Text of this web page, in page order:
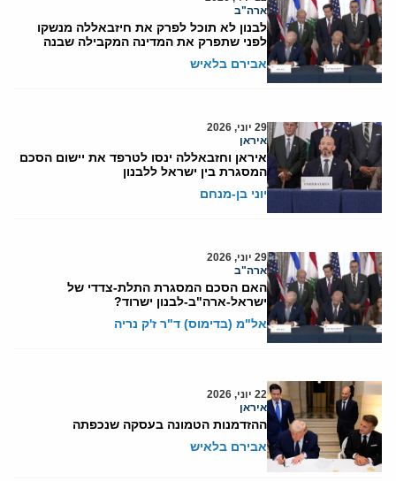
ארה"ב
לבנון לא תוכל לפרק את חיזבאללה מנשקו
לפני שתפרק את המדינה המקבילה שבנה
אבירם בלאיש
29 יוני, 2026
איראן
איראן וחזבאללה ינסו לטרפד את יישום הסכם
המסגרת בין ישראל ללבנון
יוני בן-מנחם
29 יוני, 2026
ארה"ב
האם הסכם המסגרת התלת-צדדי של
ישראל-ארה"ב-לבנון ישרוד?
אל"מ (בדימוס) ד"ר ז'ק נריה
22 יוני, 2026
איראן
ההזדמנות הטמונה בעסקה שנכפתה
אבירם בלאיש